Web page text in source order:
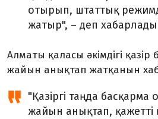
отырып, штаттық
жатыр", – деп
Алматы қаласы әкімдігі
жайын анықтап жатқанын
"Қазіргі таңда
жайын анықтап,